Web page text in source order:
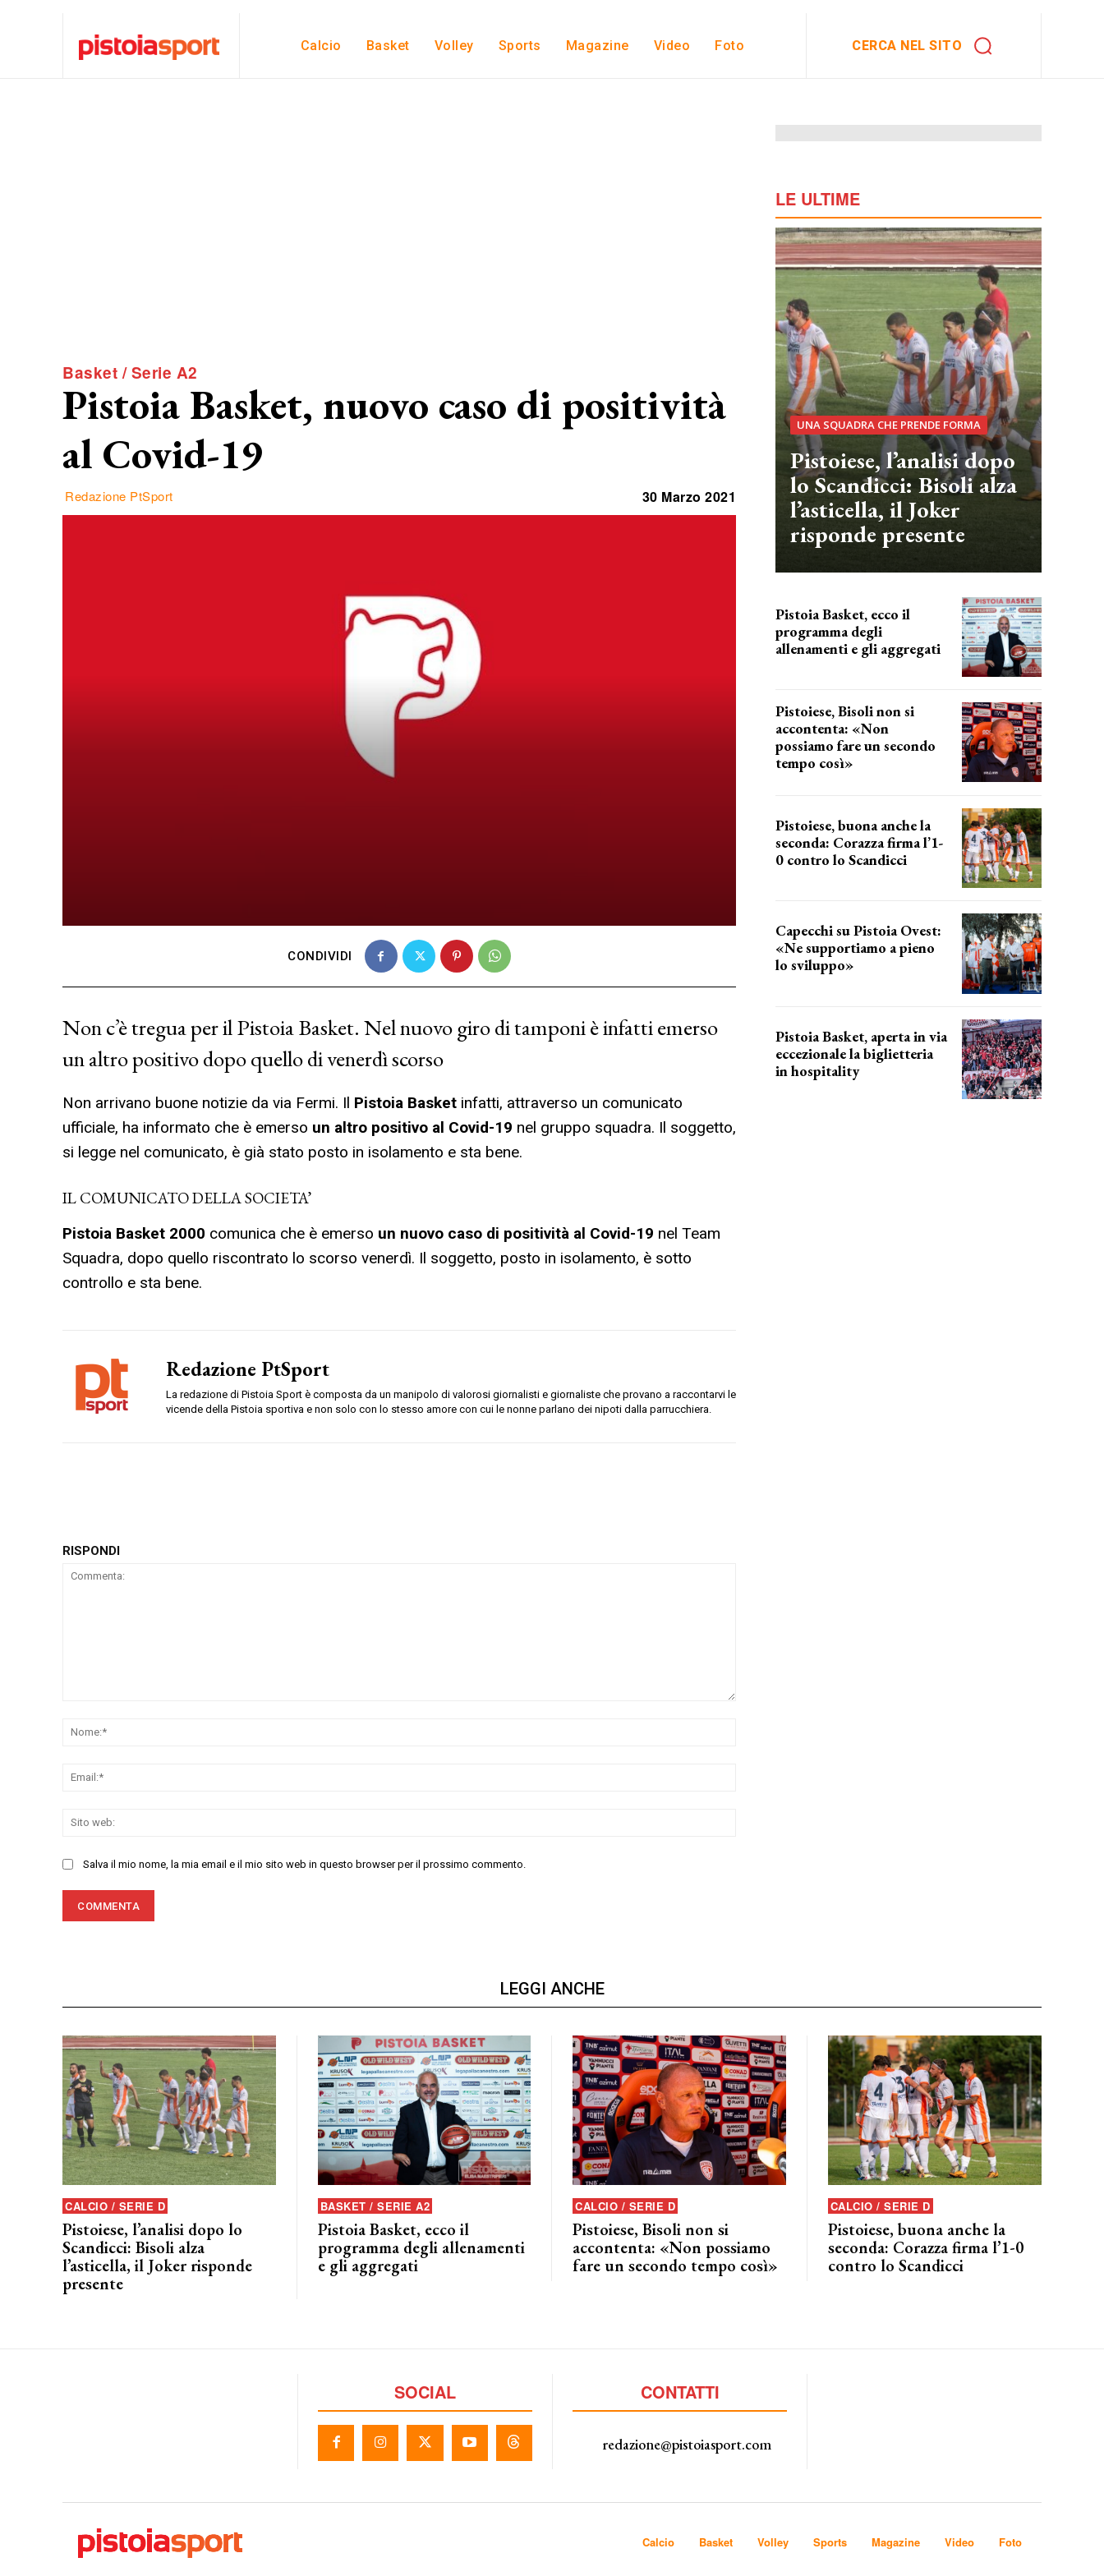
Calcio Basket Volley Sports Magazine Video Foto CERCA NEL SITO
Basket / Serie A2
Pistoia Basket, nuovo caso di positività
al Covid-19
Redazione PtSport 30 Marzo 2021
CONDIVIDI
Non c’è tregua per il Pistoia Basket. Nel nuovo giro di tamponi è infatti emerso
un altro positivo dopo quello di venerdì scorso
Non arrivano buone notizie da via Fermi. Il Pistoia Basket infatti, attraverso un comunicato
ufficiale, ha informato che è emerso un altro positivo al Covid-19 nel gruppo squadra. Il soggetto,
si legge nel comunicato, è già stato posto in isolamento e sta bene.
IL COMUNICATO DELLA SOCIETA’
Pistoia Basket 2000 comunica che è emerso un nuovo caso di positività al Covid-19 nel Team
Squadra, dopo quello riscontrato lo scorso venerdì. Il soggetto, posto in isolamento, è sotto
controllo e sta bene.
Redazione PtSport
La redazione di Pistoia Sport è composta da un manipolo di valorosi giornalisti e giornaliste che provano a raccontarvi le
vicende della Pistoia sportiva e non solo con lo stesso amore con cui le nonne parlano dei nipoti dalla parrucchiera.
RISPONDI
Salva il mio nome, la mia email e il mio sito web in questo browser per il prossimo commento.
LE ULTIME
UNA SQUADRA CHE PRENDE FORMA
Pistoiese, l’analisi dopo
lo Scandicci: Bisoli alza
l’asticella, il Joker
risponde presente
Pistoia Basket, ecco il
programma degli
allenamenti e gli aggregati
Pistoiese, Bisoli non si
accontenta: «Non
possiamo fare un secondo
tempo così»
Pistoiese, buona anche la
seconda: Corazza firma l’1-
0 contro lo Scandicci
Capecchi su Pistoia Ovest:
«Ne supportiamo a pieno
lo sviluppo»
Pistoia Basket, aperta in via
eccezionale la biglietteria
in hospitality
LEGGI ANCHE
CALCIO / SERIE D
Pistoiese, l’analisi dopo lo
Scandicci: Bisoli alza
l’asticella, il Joker risponde
presente
BASKET / SERIE A2
Pistoia Basket, ecco il
programma degli allenamenti
e gli aggregati
CALCIO / SERIE D
Pistoiese, Bisoli non si
accontenta: «Non possiamo
fare un secondo tempo così»
CALCIO / SERIE D
Pistoiese, buona anche la
seconda: Corazza firma l’1-0
contro lo Scandicci
SOCIAL CONTATTI
redazione@pistoiasport.com
Calcio Basket Volley Sports Magazine Video Foto